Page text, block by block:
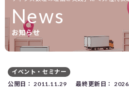
News
お知らせ
イベント・セミナー
公開日： 2011.11.29 最終更新日：